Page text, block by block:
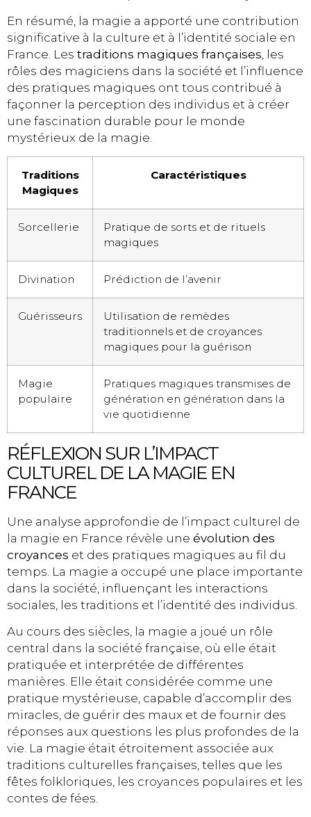
En résumé, la magie a apporté une contribution
significative à la culture et à l’identité sociale en
France. Les traditions magiques françaises, les
rôles des magiciens dans la société et l’influence
des pratiques magiques ont tous contribué à
façonner la perception des individus et à créer
une fascination durable pour le monde
mystérieux de la magie.
Traditions
Magiques
Caractéristiques
Sorcellerie
Pratique de sorts et de rituels
magiques
Divination Prédiction de l’avenir
Guérisseurs
Utilisation de remèdes
traditionnels et de croyances
magiques pour la guérison
Magie
populaire
Pratiques magiques transmises de
génération en génération dans la
vie quotidienne
RÉFLEXION SUR L’IMPACT
CULTUREL DE LA MAGIE EN
FRANCE
Une analyse approfondie de l’impact culturel de
la magie en France révèle une évolution des
croyances et des pratiques magiques au fil du
temps. La magie a occupé une place importante
dans la société, influençant les interactions
sociales, les traditions et l’identité des individus.
Au cours des siècles, la magie a joué un rôle
central dans la société française, où elle était
pratiquée et interprétée de différentes
manières. Elle était considérée comme une
pratique mystérieuse, capable d’accomplir des
miracles, de guérir des maux et de fournir des
réponses aux questions les plus profondes de la
vie. La magie était étroitement associée aux
traditions culturelles françaises, telles que les
fêtes folkloriques, les croyances populaires et les
contes de fées.